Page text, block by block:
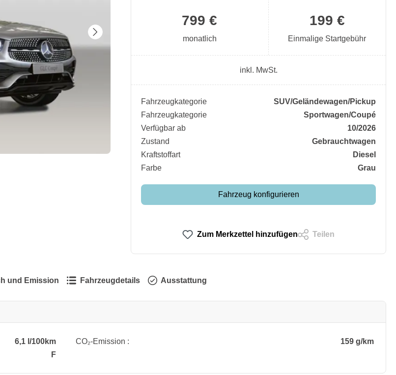
199 €
Einmalige Startgebühr
799 €
monatlich
inkl. MwSt.
Fahrzeugkategorie
SUV/​Geländewagen/​Pickup
Fahrzeugkategorie
Sportwagen/​Coupé
Verfügbar ab
10/2026
Zustand
Gebrauchtwagen
Kraftstoffart
Diesel
Farbe
Grau
Fahrzeug konfigurieren
Zum Merkzettel hinzufügen Teilen
und Emission Fahrzeugdetails Ausstattung
6,1 l/100km CO₂-Emission :
159 g/km
F